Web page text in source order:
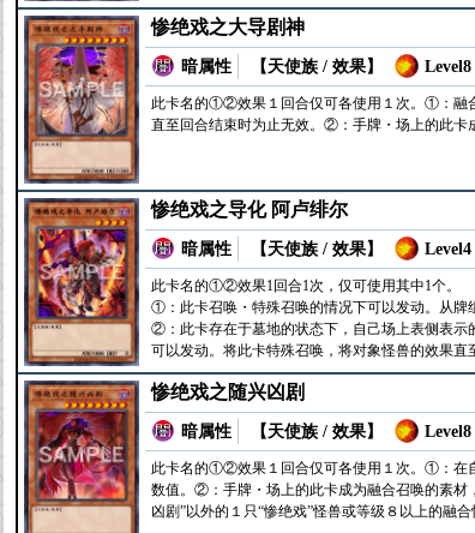
惨绝戏之大导剧神
暗属性 【天使族 / 效果】 Level8
此卡名的①②效果１回合仅可各使用１次。①：融
直至回合结束时为止无效。②：手牌・场上的此卡
惨绝戏之导化 阿卢绯尔
暗属性 【天使族 / 效果】 Level4
此卡名的①②效果1回合1次，仅可使用其中1个。
①：此卡召唤・特殊召唤的情况下可以发动。从牌
②：此卡存在于墓地的状态下，自己场上表侧表示
可以发动。将此卡特殊召唤，将对象怪兽的效果直
惨绝戏之随兴凶剧
暗属性 【天使族 / 效果】 Level8
此卡名的①②效果１回合仅可各使用１次。①：在
数值。②：手牌・场上的此卡成为融合召唤的素材
凶剧”以外的１只“惨绝戏”怪兽或等级８以上的融